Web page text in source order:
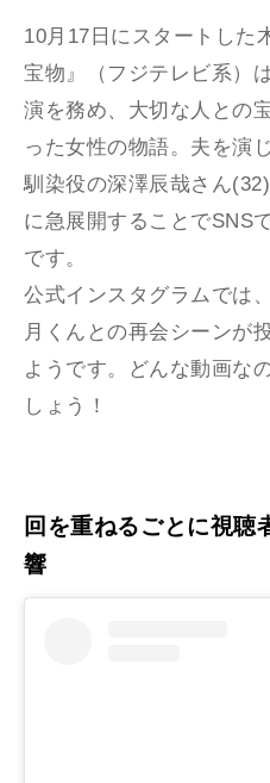
10月17日にスタートした
宝物』（フジテレビ系）
演を務め、大切な人との
った女性の物語。夫を演
馴染役の深澤辰哉さん
に急展開することでSNS
です。
公式インスタグラムでは
月くんとの再会シーンが
ようです。どんな動画な
しょう！
回を重ねるごとに視聴
響